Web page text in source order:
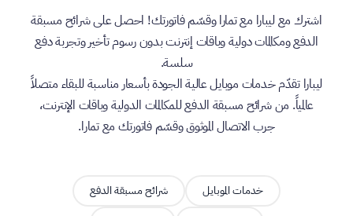
اشترك مع ليبارا مع تمارا وقسّم فاتورتك! احصل على شرائح مسبقة
الدفع ومكالمات دولية وباقات إنترنت بدون رسوم تأخير وتجربة دفع
سلسة.
ليبارا تقدّم خدمات موبايل عالية الجودة بأسعار مناسبة للبقاء متصلاً
عالمياً. من شرائح مسبقة الدفع للمكالمات الدولية وباقات الإنترنت،
جرب الاتصال الموثوق وقسّم فاتورتك مع تمارا.
خدمات الموبايل
شرائح مسبقة الدفع